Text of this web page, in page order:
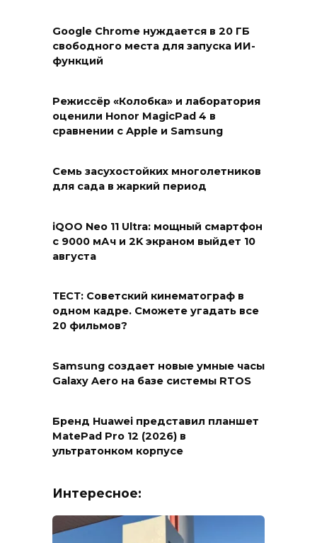
Google Chrome нуждается в 20 ГБ
свободного места для запуска ИИ-
функций
Режиссёр «Колобка» и лаборатория
оценили Honor MagicPad 4 в
сравнении с Apple и Samsung
Семь засухостойких многолетников
для сада в жаркий период
iQOO Neo 11 Ultra: мощный смартфон
с 9000 мАч и 2K экраном выйдет 10
августа
ТЕСТ: Советский кинематограф в
одном кадре. Сможете угадать все
20 фильмов?
Samsung создает новые умные часы
Galaxy Aero на базе системы RTOS
Бренд Huawei представил планшет
MatePad Pro 12 (2026) в
ультратонком корпусе
Интересное: